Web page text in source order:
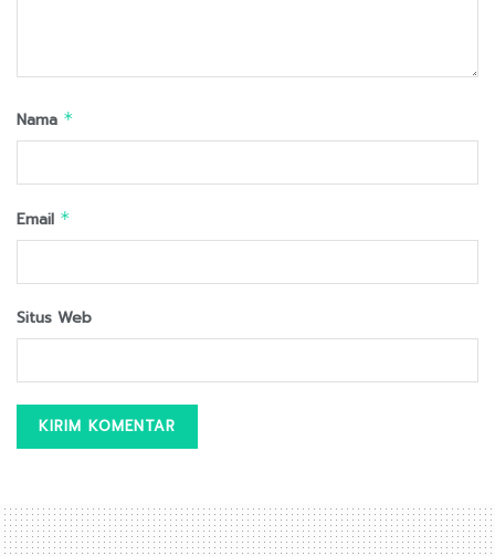
Nama *
Email *
Situs Web